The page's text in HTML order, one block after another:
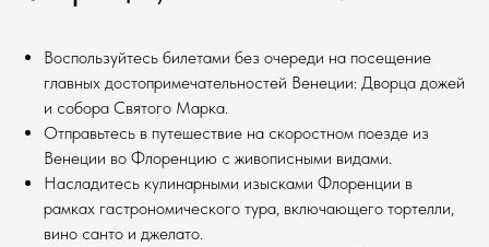
Воспользуйтесь билетами без очереди на посещение
главных достопримечательностей Венеции: Дворца дожей
и собора Святого Марка.
Отправьтесь в путешествие на скоростном поезде из
Венеции во Флоренцию с живописными видами.
Насладитесь кулинарными изысками Флоренции в
рамках гастрономического тура, включающего тортелли,
вино санто и джелато.